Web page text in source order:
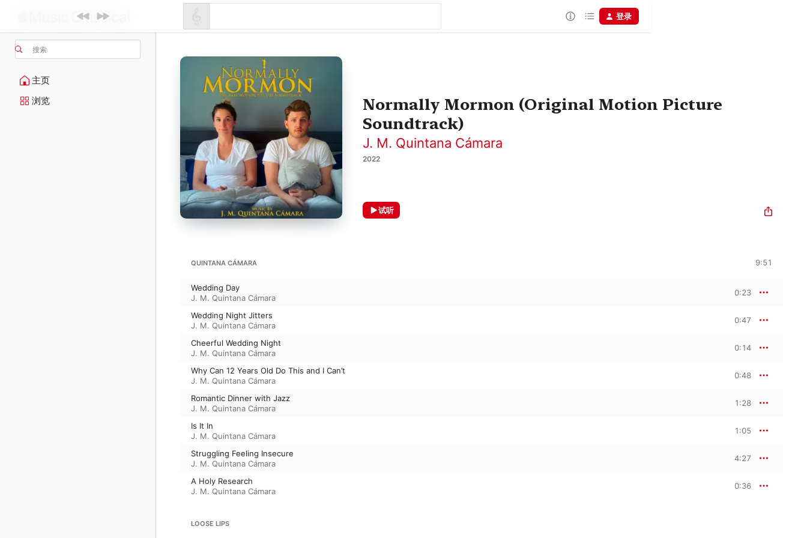
搜索
主页
浏览
登录
Normally Mormon (Original Motion Picture
Soundtrack)
J. M. Quintana Cámara
2022
试听
QUINTANA CÁMARA 9:51
Wedding Day
J. M. Quintana Cámara
0:23
Wedding Night Jitters
J. M. Quintana Cámara
0:47
Cheerful Wedding Night
J. M. Quintana Cámara
0:14
Why Can 12 Years Old Do This and I Can’t
J. M. Quintana Cámara
0:48
Romantic Dinner with Jazz
J. M. Quintana Cámara
1:28
Is It In
J. M. Quintana Cámara
1:05
Struggling Feeling Insecure
J. M. Quintana Cámara
4:27
A Holy Research
J. M. Quintana Cámara
0:36
LOOSE LIPS